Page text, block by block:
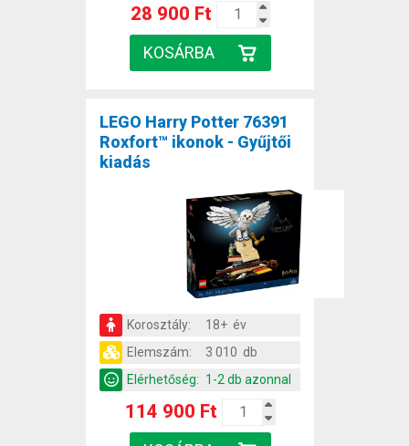
28 900 Ft
LEGO Harry Potter 76391
Roxfort™ ikonok - Gyűjtői
kiadás
Korosztály:
18+ év
Elemszám:
3 010 db
Elérhetőség: 1-2 db azonnal
114 900 Ft